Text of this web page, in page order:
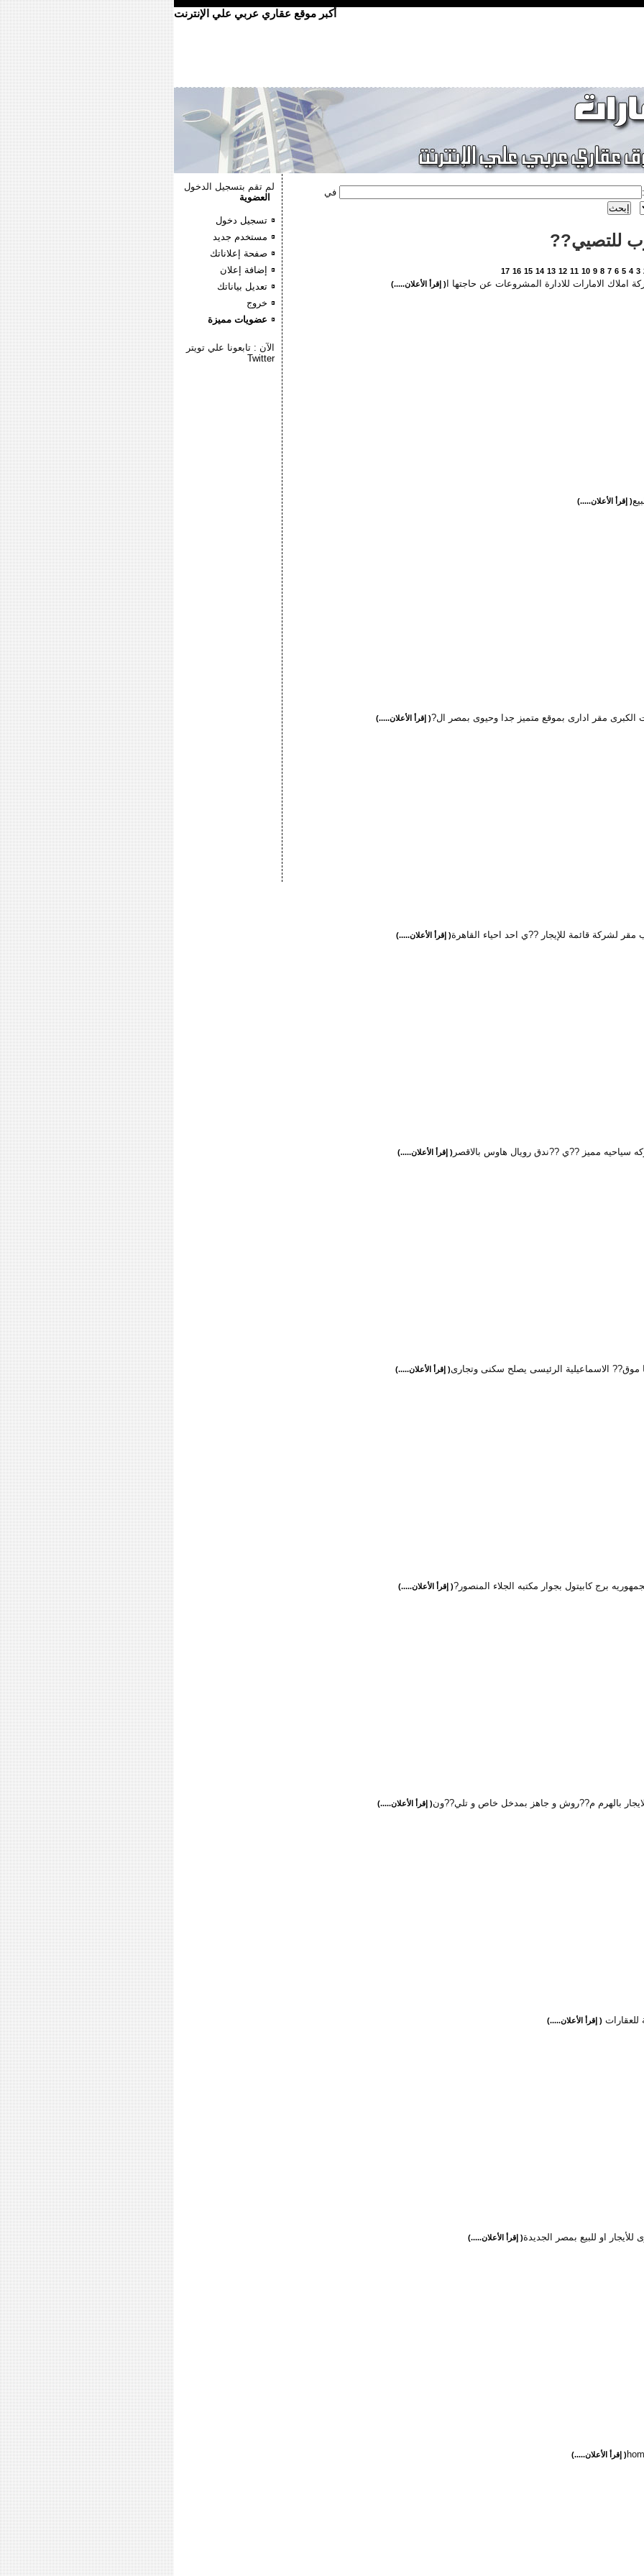
أكبر موقع عقاري عربي علي الإنترنت
لم تقم بتسجيل الدخول
العضوية
تسجيل دخول
مستخدم جديد
صفحة إعلاناتك
إضافة إعلان
تعديل بياناتك
خروج
عضويات مميزة
الآن : تابعونا علي تويتر
Twitter
في
للتصيي??
3
4
5
6
7
8
9
10
11
12
13
14
15
16
17
املاك الامارات للادارة المشروعات عن حاجتها ا( إقرأ الأعلان.....)
( إقرأ الأعلان.....)
الكبرى مقر ادارى بموقع متميز جدا وحيوى بمصر ال?( إقرأ الأعلان.....)
مقر لشركة قائمة للإيجار ??ي احد احياء القاهرة( إقرأ الأعلان.....)
سياحيه مميز ??ي ??ندق رويال هاوس بالاقصر ( إقرأ الأعلان.....)
موق?? الاسماعيلية الرئيسى يصلح سكنى وتجارى( إقرأ الأعلان.....)
برج كابيتول بجوار مكتبه الجلاء المنصور?( إقرأ الأعلان.....)
بالهرم م??روش و جاهز بمدخل خاص و تلي??ون( إقرأ الأعلان.....)
للعقارات ( إقرأ الأعلان.....)
للأيجار او للبيع بمصر الجديدة( إقرأ الأعلان.....)
( إقرأ الأعلان.....)